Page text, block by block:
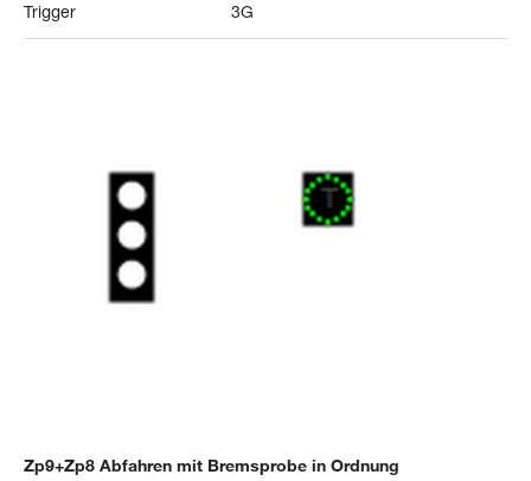
Trigger 3G
Zp9+Zp8 Abfahren mit Bremsprobe in Ordnung